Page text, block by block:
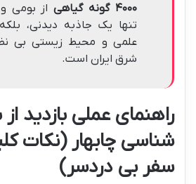
۴۰۰۰ گونه گیاهی
از بومی و
تنها یک جاذبه دیدنی،
علمی و محیط زیستی بی
شرق ایران است.
راهنمای عملی بازدید از
شناسی چابهار (نکات
سفر بی دردسر)